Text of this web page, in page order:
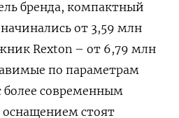
бренда, компактный
от 3,59 млн
Rexton – от 6,79 млн
по параметрам
современным
стоят